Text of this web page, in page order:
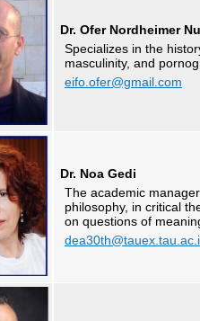
Dr. Ofer Nordheimer
Specializes in the
masculinity, and
eifo.ofer@gmail.com
Dr. Noa Gedi
The academic
philosophy, in critical
on questions of